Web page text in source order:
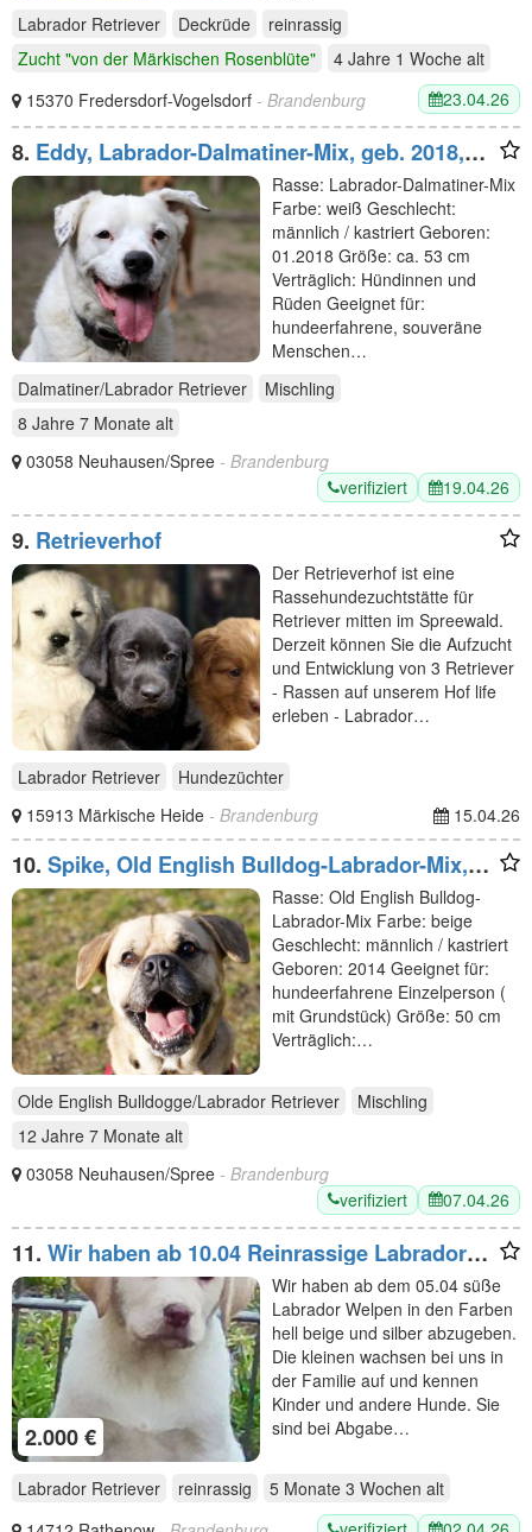
Labrador Retriever
Deckrüde
reinrassig
Zucht "von der Märkischen Rosenblüte"
4 Jahre 1 Woche alt
15370 Fredersdorf-Vogelsdorf - Brandenburg 23.04.26
8. Eddy, Labrador-Dalmatiner-Mix, geb. 2018,
su. hundeerfahrene, Menschen, gern als
Zweithund
Rasse: Labrador-Dalmatiner-Mix
Farbe: weiß Geschlecht:
männlich / kastriert Geboren:
01.2018 Größe: ca. 53 cm
Verträglich: Hündinnen und
Rüden Geeignet für:
hundeerfahrene, souveräne
Menschen…
Dalmatiner/Labrador Retriever
Mischling
8 Jahre 7 Monate alt
03058 Neuhausen/Spree - Brandenburg
verifiziert
19.04.26
9. Retrieverhof
Der Retrieverhof ist eine
Rassehundezuchtstätte für
Retriever mitten im Spreewald.
Derzeit können Sie die Aufzucht
und Entwicklung von 3 Retriever
- Rassen auf unserem Hof life
erleben - Labrador…
Labrador Retriever
Hundezüchter
15913 Märkische Heide - Brandenburg 15.04.26
10. Spike, Old English Bulldog-Labrador-Mix,
geb. 2014, Dickkopf sucht Führung, nur für
Einzelperson
Rasse: Old English Bulldog-
Labrador-Mix Farbe: beige
Geschlecht: männlich / kastriert
Geboren: 2014 Geeignet für:
hundeerfahrene Einzelperson (
mit Grundstück) Größe: 50 cm
Verträglich:…
Olde English Bulldogge/Labrador Retriever
Mischling
12 Jahre 7 Monate alt
03058 Neuhausen/Spree - Brandenburg
verifiziert
07.04.26
11. Wir haben ab 10.04 Reinrassige Labrador
Welpen abzugeben.
2.000 €
Wir haben ab dem 05.04 süße
Labrador Welpen in den Farben
hell beige und silber abzugeben.
Die kleinen wachsen bei uns in
der Familie auf und kennen
Kinder und andere Hunde. Sie
sind bei Abgabe…
Labrador Retriever reinrassig 5 Monate 3 Wochen alt